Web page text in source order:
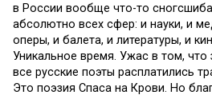
в России вообще что-то
абсолютно всех сфер: и науки, и
оперы, и балета, и литературы, и
Уникальное время. Ужас в том, что
все русские поэты расплатились
Это поэзия Спаса на Крови. Но